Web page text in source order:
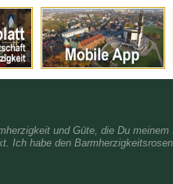
und Güte, die Du
Ich habe den